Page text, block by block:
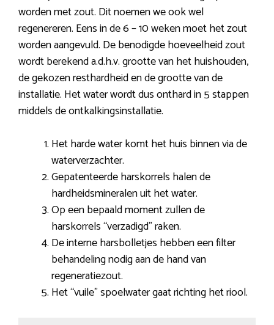
worden met zout. Dit noemen we ook wel
regenereren. Eens in de 6 – 10 weken moet het zout
worden aangevuld. De benodigde hoeveelheid zout
wordt berekend a.d.h.v. grootte van het huishouden,
de gekozen resthardheid en de grootte van de
installatie. Het water wordt dus onthard in 5 stappen
middels de ontkalkingsinstallatie.
Het harde water komt het huis binnen via de
waterverzachter.
Gepatenteerde harskorrels halen de
hardheidsmineralen uit het water.
Op een bepaald moment zullen de
harskorrels “verzadigd” raken.
De interne harsbolletjes hebben een filter
behandeling nodig aan de hand van
regeneratiezout.
Het “vuile” spoelwater gaat richting het riool.